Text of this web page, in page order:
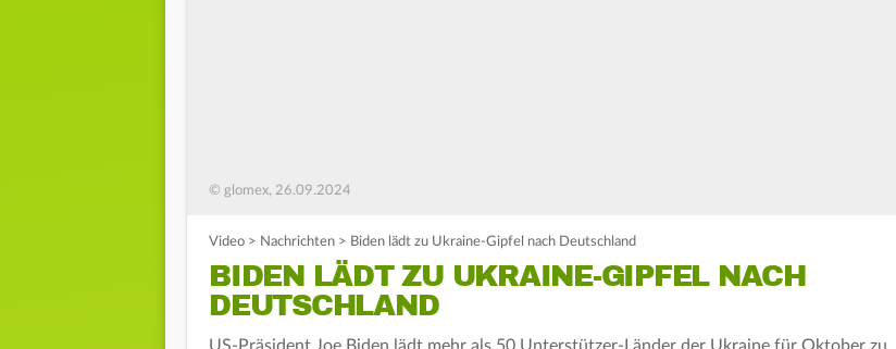
© glomex, 26.09.2024
Video > Nachrichten > Biden lädt zu Ukraine-Gipfel nach Deutschland
BIDEN LÄDT ZU UKRAINE-GIPFEL NACH
DEUTSCHLAND